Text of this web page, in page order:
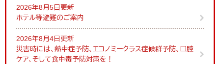
2026年8月5日更新
ホテル等避難のご案内
2026年8月4日更新
災害時には、熱中症予防、エコノミークラス症候群予防、口腔
ケア、そして食中毒予防対策を！